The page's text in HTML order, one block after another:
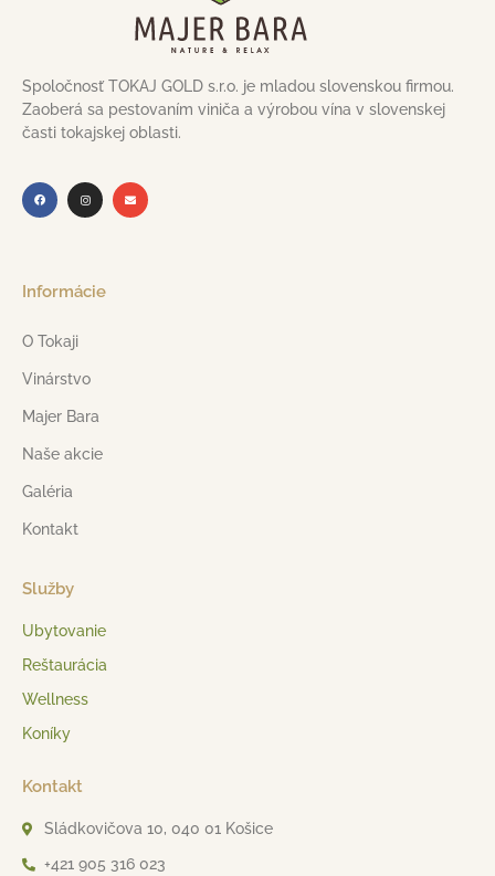
Spoločnosť TOKAJ GOLD s.r.o. je mladou slovenskou firmou.
Zaoberá sa pestovaním viniča a výrobou vína v slovenskej
časti tokajskej oblasti.
Informácie
O Tokaji
Vinárstvo
Majer Bara
Naše akcie
Galéria
Kontakt
Služby
Ubytovanie
Reštaurácia
Wellness
Koníky
Kontakt
Sládkovičova 10, 040 01 Košice
+421 905 316 023